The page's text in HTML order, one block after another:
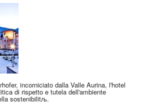
incorniciato dalla Valle Aurina, l'hotel
di rispetto e tutela dell'ambiente
sostenibilitљ.